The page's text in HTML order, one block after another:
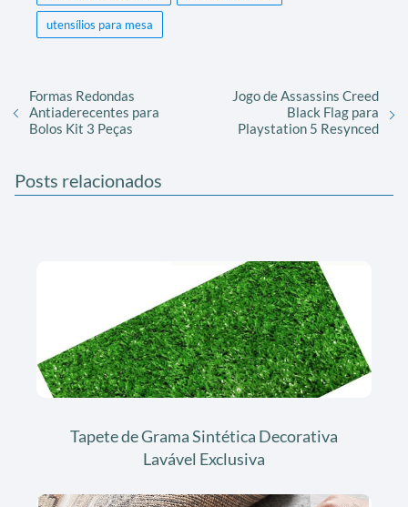
utensílios para mesa
Formas Redondas
Antiaderecentes para
Bolos Kit 3 Peças
Jogo de Assassins Creed
Black Flag para
Playstation 5 Resynced
Posts relacionados
Tapete de Grama Sintética Decorativa
Lavável Exclusiva